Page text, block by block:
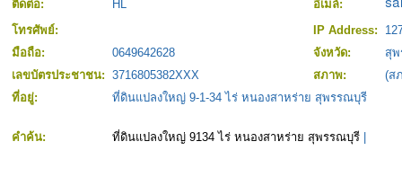
ติดต่อ:
HL
อีเมล์:
โทรศัพย์:
IP Address:
มือถือ:
0649642628 จังหวัด:
สุ
เลขบัตรประชาชน: 3716805382XXX สภาพ:
(ส
ที่อยู่:
ที่ดินแปลงใหญ่ 9-1-34 ไร่ หนองสาหร่าย สุพรรณบุรี
คำค้น: ที่ดินแปลงใหญ่ 9134 ไร่ หนองสาหร่าย สุพรรณบุรี